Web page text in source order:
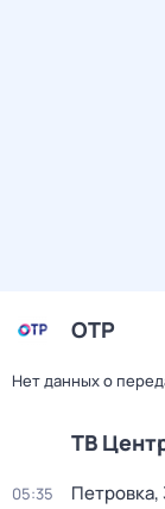
ОТР
Нет данных о
ТВ
05:35 Петровка,